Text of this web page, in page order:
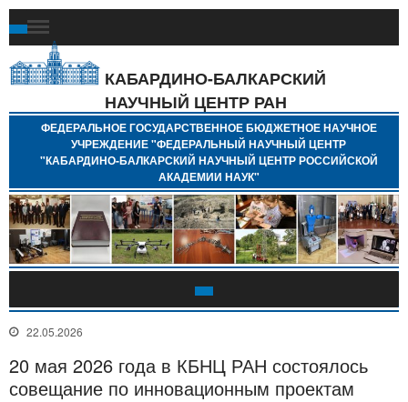
КАБАРДИНО-БАЛКАРСКИЙ
НАУЧНЫЙ ЦЕНТР РАН
ФЕДЕРАЛЬНОЕ ГОСУДАРСТВЕННОЕ БЮДЖЕТНОЕ НАУЧНОЕ
УЧРЕЖДЕНИЕ "ФЕДЕРАЛЬНЫЙ НАУЧНЫЙ ЦЕНТР
"КАБАРДИНО-БАЛКАРСКИЙ НАУЧНЫЙ ЦЕНТР РОССИЙСКОЙ
АКАДЕМИИ НАУК"
22.05.2026
20 мая 2026 года в КБНЦ РАН состоялось
совещание по инновационным проектам